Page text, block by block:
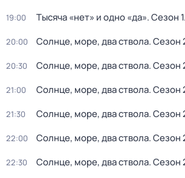
19:00 Тысяча «нет» и одно «да». Сезон 1
20:00 Солнце, море, два ствола. Сезон
20:30 Солнце, море, два ствола. Сезон
21:00 Солнце, море, два ствола. Сезон
21:30 Солнце, море, два ствола. Сезон
22:00 Солнце, море, два ствола. Сезон
22:30 Солнце, море, два ствола. Сезон